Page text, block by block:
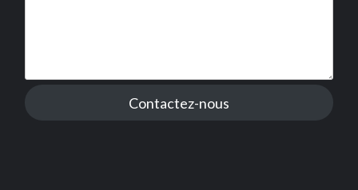
Contactez-nous